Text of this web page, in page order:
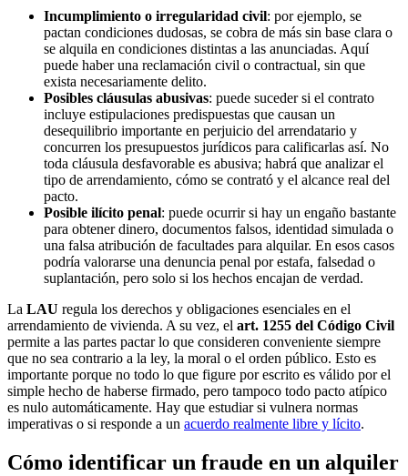
Incumplimiento o irregularidad civil: por ejemplo, se
pactan condiciones dudosas, se cobra de más sin base clara o
se alquila en condiciones distintas a las anunciadas. Aquí
puede haber una reclamación civil o contractual, sin que
exista necesariamente delito.
Posibles cláusulas abusivas: puede suceder si el contrato
incluye estipulaciones predispuestas que causan un
desequilibrio importante en perjuicio del arrendatario y
concurren los presupuestos jurídicos para calificarlas así. No
toda cláusula desfavorable es abusiva; habrá que analizar el
tipo de arrendamiento, cómo se contrató y el alcance real del
pacto.
Posible ilícito penal: puede ocurrir si hay un engaño bastante
para obtener dinero, documentos falsos, identidad simulada o
una falsa atribución de facultades para alquilar. En esos casos
podría valorarse una denuncia penal por estafa, falsedad o
suplantación, pero solo si los hechos encajan de verdad.
La LAU regula los derechos y obligaciones esenciales en el
arrendamiento de vivienda. A su vez, el art. 1255 del Código Civil
permite a las partes pactar lo que consideren conveniente siempre
que no sea contrario a la ley, la moral o el orden público. Esto es
importante porque no todo lo que figure por escrito es válido por el
simple hecho de haberse firmado, pero tampoco todo pacto atípico
es nulo automáticamente. Hay que estudiar si vulnera normas
imperativas o si responde a un acuerdo realmente libre y lícito.
Cómo identificar un fraude en un alquiler